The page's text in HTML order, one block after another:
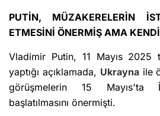
PUTİN, MÜZAKERELERİN
ETMESİNİ ÖNERMİŞ AMA
Vladimir Putin, 11 Mayıs 2025
yaptığı açıklamada, Ukraynaile
görüşmelerin 15 Mayıs'ta
başlatılmasını önermişti.